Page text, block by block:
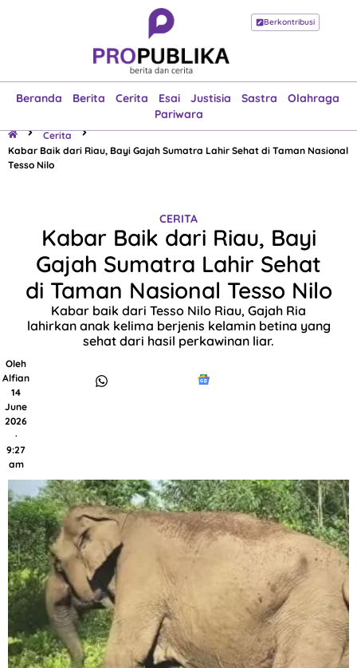
Berkontribusi
Beranda Berita Cerita Esai Justisia Sastra
Olahraga
Pariwara
Beranda
Esai
Justisia
Sastra
Olahraga
Pariwara
Cerita
Kabar Baik dari Riau, Bayi Gajah Sumatra Lahir Sehat di Taman Nasional
Tesso Nilo
CERITA
Kabar Baik dari Riau, Bayi
Gajah Sumatra Lahir Sehat
di Taman Nasional Tesso Nilo
Kabar baik dari Tesso Nilo Riau, Gajah Ria
lahirkan anak kelima berjenis kelamin betina yang
sehat dari hasil perkawinan liar.
Oleh
Alfian
14
June
2026
·
9:27
am